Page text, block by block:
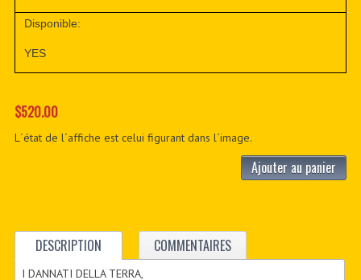
Disponible:
YES
$520.00
L´état de l´affiche est celui figurant dans l´image.
Ajouter au panier
DESCRIPTION COMMENTAIRES
I DANNATI DELLA TERRA,